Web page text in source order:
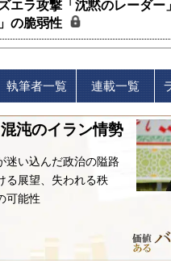
エラ攻撃「沈黙のレーダー
の脆弱性
執筆者一覧 連載一覧
沌のイラン情勢
迷い込んだ政治の隘路
る展望、失われる秩
可能性